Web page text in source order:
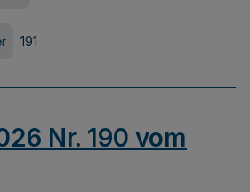
191
Nr. 190 vom